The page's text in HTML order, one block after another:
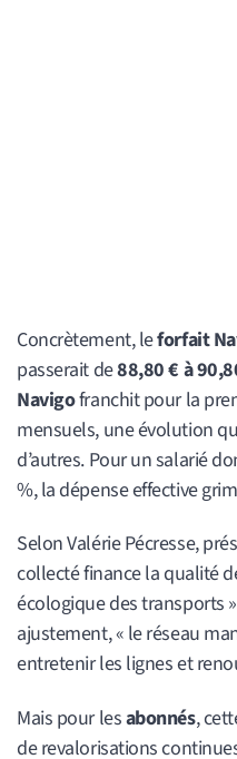
Concrètement, leforfait
passerait de88,80 € à
Navigofranchit pour la
mensuels, une évolution
d’autres. Pour un salarié
%, la dépense effective
Selon Valérie Pécresse,
collecté finance la qualité
écologique des transports
ajustement, « le réseau
entretenir les lignes et
Mais pour lesabonnés,
de revalorisations